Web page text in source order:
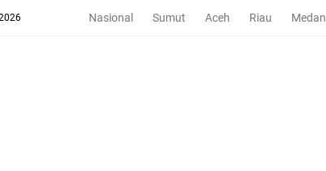
Nasional Sumut Aceh Riau Medan